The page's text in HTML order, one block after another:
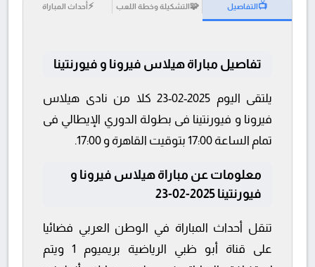
📺التفاصيل 🧩التشكيلة وخطة اللعب ⚡أحداث المباراة
تفاصيل مباراة هيلاس فيرونا و فيورنتينا
يلتقى اليوم 2025-02-23 كلا من نادى هيلاس
فيرونا و فيورنتينا فى بطولة الدوري الإيطالي فى
تمام الساعة 17:00 بتوقيت القاهرة و 17:00.
معلومات عن مباراة هيلاس فيرونا و
فيورنتينا 2025-02-23
تنقل أحداث المباراة في الوطن العربي فضائيا
على قناة أبو ظبي الرياضية بريميوم 1 ويتم